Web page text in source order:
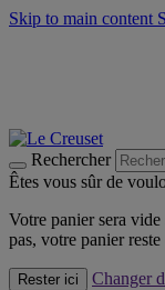
Skip to main content
Rechercher
Êtes vous sûr de
Votre panier sera
pas, votre panier
Rester ici
Changer